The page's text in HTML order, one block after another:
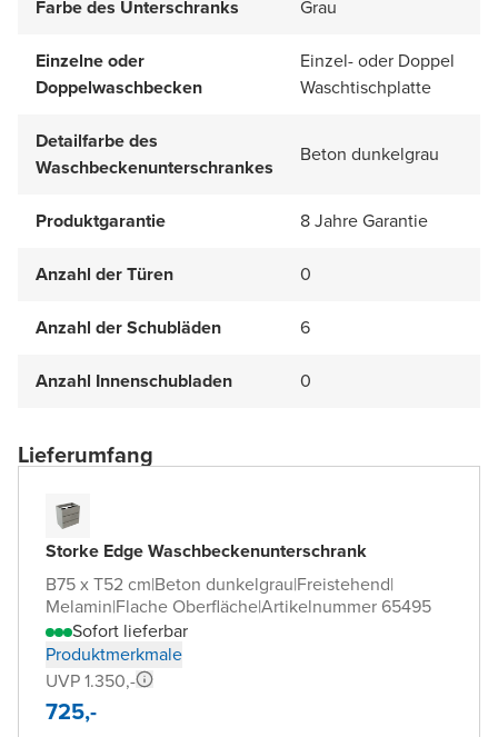
Farbe des Unterschranks Grau
Einzelne oder
Doppelwaschbecken
Einzel- oder Doppel
Waschtischplatte
Detailfarbe des
Waschbeckenunterschrankes
Beton dunkelgrau
Produktgarantie 8 Jahre Garantie
Anzahl der Türen 0
Anzahl der Schubläden 6
Anzahl Innenschubladen 0
Lieferumfang
Storke Edge Waschbeckenunterschrank
B75 x T52 cm|Beton dunkelgrau|Freistehend|
Melamin|Flache Oberfläche|Artikelnummer 65495
Sofort lieferbar
Produktmerkmale
UVP 1.350,-
725,-